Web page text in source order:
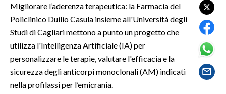
GOSSIP
SALUTE
Migliorare l’aderenza terapeutica: la Farmacia del
Policlinico Duilio Casula insieme all'Università degli
Studi di Cagliari mettono a punto un progetto che
utilizza l'Intelligenza Artificiale (IA) per
personalizzare le terapie, valutare l'efficacia e la
sicurezza degli anticorpi monoclonali (AM) indicati
nella profilassi per l’emicrania.